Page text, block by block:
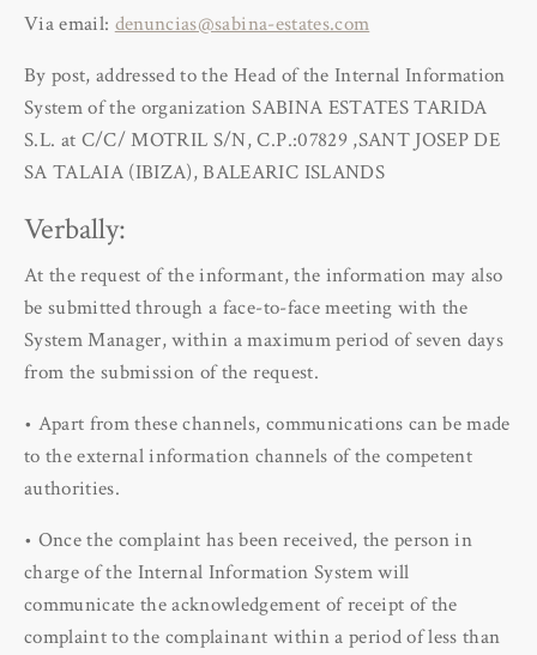
Via email: denuncias@sabina-estates.com
By post, addressed to the Head of the Internal Information
System of the organization SABINA ESTATES TARIDA
S.L. at C/C/ MOTRIL S/N, C.P.:07829 ,SANT JOSEP DE
SA TALAIA (IBIZA), BALEARIC ISLANDS
Verbally:
At the request of the informant, the information may also
be submitted through a face-to-face meeting with the
System Manager, within a maximum period of seven days
from the submission of the request.
• Apart from these channels, communications can be made
to the external information channels of the competent
authorities.
• Once the complaint has been received, the person in
charge of the Internal Information System will
communicate the acknowledgement of receipt of the
complaint to the complainant within a period of less than